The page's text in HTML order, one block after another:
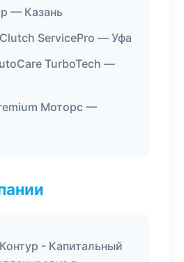
— Казань
ServicePro — Уфа
TurboTech —
Моторс —
- Капитальный